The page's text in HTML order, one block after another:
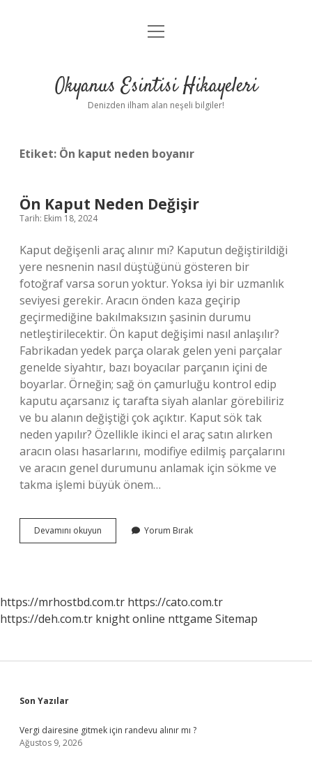
Anasayfa
Yasal Uyarı
menüyü
Okyanus Esintisi Hikayeleri
Denizden ilham alan neşeli bilgiler!
Etiket: Ön kaput neden boyanır
Ön Kaput Neden Değişir
Tarih: Ekim 18, 2024
Kaput değişenli araç alınır mı? Kaputun değiştirildiği
yere nesnenin nasıl düştüğünü gösteren bir
fotoğraf varsa sorun yoktur. Yoksa iyi bir uzmanlık
seviyesi gerekir. Aracın önden kaza geçirip
geçirmediğine bakılmaksızın şasinin durumu
netleştirilecektir. Ön kaput değişimi nasıl anlaşılır?
Fabrikadan yedek parça olarak gelen yeni parçalar
genelde siyahtır, bazı boyacılar parçanın içini de
boyarlar. Örneğin; sağ ön çamurluğu kontrol edip
kaputu açarsanız iç tarafta siyah alanlar görebiliriz
ve bu alanın değiştiği çok açıktır. Kaput sök tak
neden yapılır? Özellikle ikinci el araç satın alırken
aracın olası hasarlarını, modifiye edilmiş parçalarını
ve aracın genel durumunu anlamak için sökme ve
takma işlemi büyük önem…
Devamını okuyun
Kaput
Yorum Bırak
https://mrhostbd.com.tr https://cato.com.tr
https://deh.com.tr knight online nttgame Sitemap
Sidebar
Son Yazılar
Vergi dairesine gitmek için randevu alınır mı ?
Ağustos 9, 2026